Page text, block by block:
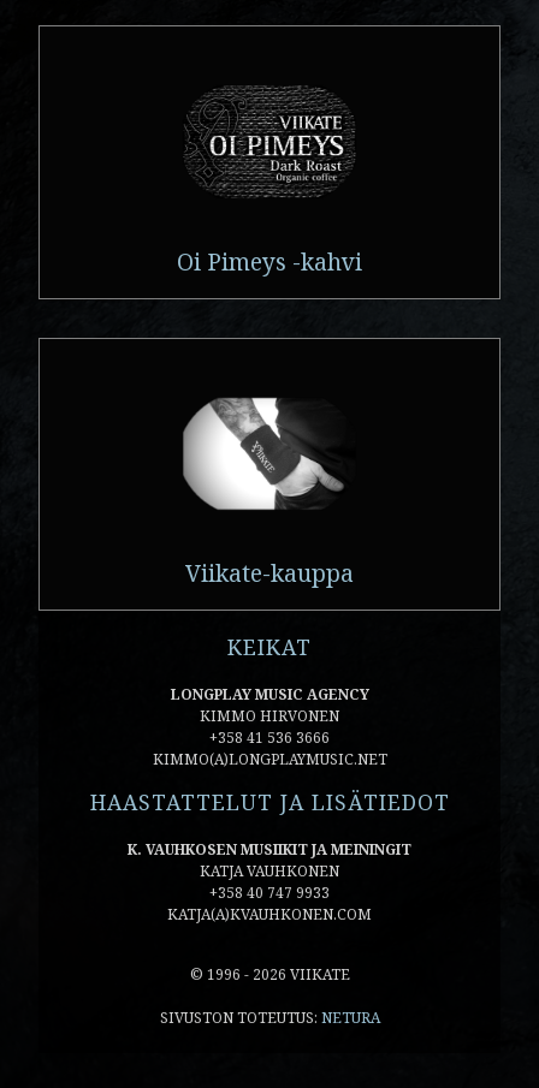
Oi Pimeys -kahvi
Viikate-kauppa
KEIKAT
LONGPLAY MUSIC AGENCY
KIMMO HIRVONEN
+358 41 536 3666
KIMMO(A)LONGPLAYMUSIC.NET
HAASTATTELUT JA LISÄTIEDOT
K. VAUHKOSEN MUSIIKIT JA MEININGIT
KATJA VAUHKONEN
+358 40 747 9933
KATJA(A)KVAUHKONEN.COM
© 1996 - 2026 VIIKATE
SIVUSTON TOTEUTUS: NETURA